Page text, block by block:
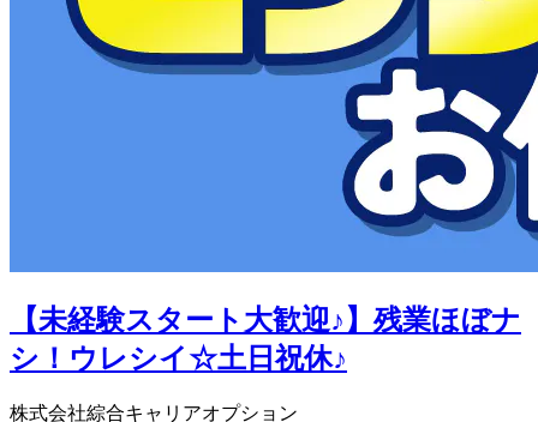
【未経験スタート大歓迎♪】残業ほぼナ
シ！ウレシイ☆土日祝休♪
株式会社綜合キャリアオプション